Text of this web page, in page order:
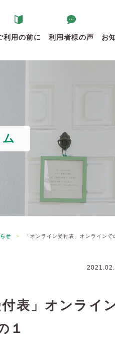
せ > 「オンライン受付表」オンライン
利用の前に 利用者様の声 お
付表」オンライ
１